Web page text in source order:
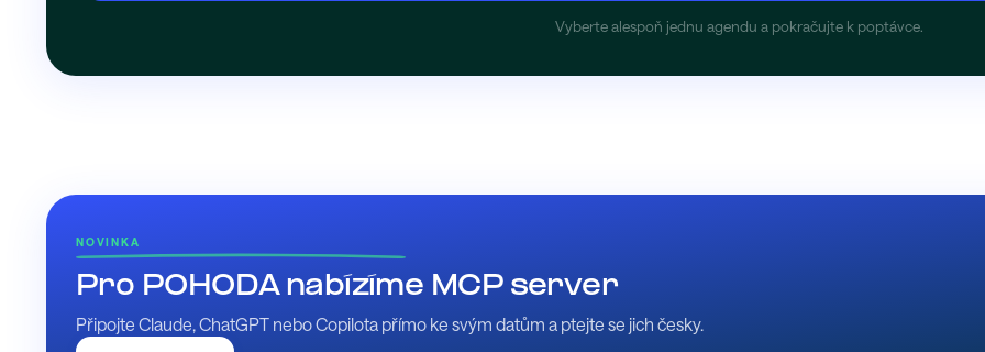
Vyberte alespoň jednu agendu a pokračujte k poptávce.
NOVINKA
Pro POHODA nabízíme MCP server
Připojte Claude, ChatGPT nebo Copilota přímo ke svým datům a ptejte se jich česky.